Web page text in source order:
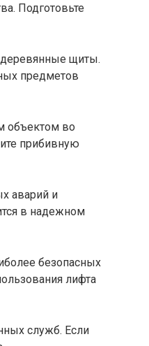
Подготовьте
деревянные щиты.
предметов
объектом во
прибивную
аварий и
в надежном
безопасных
лифта
служб. Если